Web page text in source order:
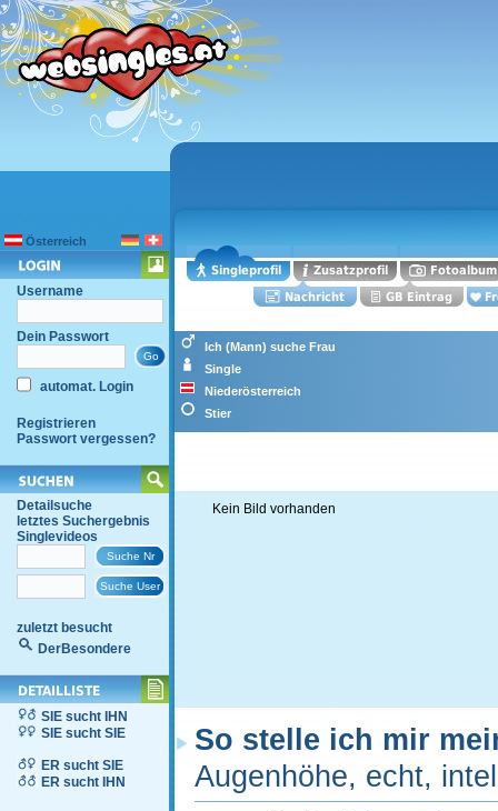
Österreich
Username
Dein Passwort
automat. Login
Registrieren
Passwort vergessen?
Detailsuche
letztes Suchergebnis
Singlevideos
zuletzt besucht
DerBesondere
SIE sucht IHN
SIE sucht SIE
ER sucht SIE
ER sucht IHN
Ich (Mann) suche Frau
Single
Niederösterreich
Stier
Kein Bild vorhanden
So stelle ich mir
Augenhöhe, echt,